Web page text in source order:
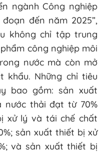
ngành Công nghiệp
đến năm 2025”,
không chỉ tập trung
công nghiệp môi
nước mà còn mở
khẩu. Những chỉ tiêu
bao gồm: sản xuất
thải đạt từ 70%
xử lý và tái chế chất
sản xuất thiết bị xử
và sản xuất thiết bị